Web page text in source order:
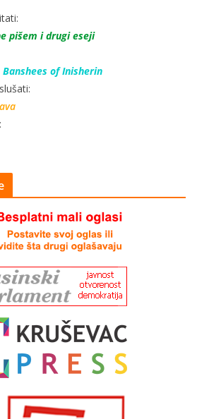
pišem i drugi eseji
Banshees of Inisherin